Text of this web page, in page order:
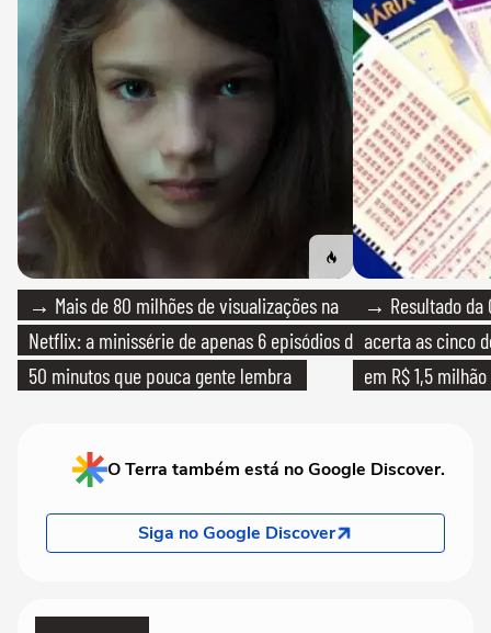
→ Mais de 80 milhões de visualizações na
Netflix: a minissérie de apenas 6 episódios de
50 minutos que pouca gente lembra
→ Resultado da
acerta as cinco
em R$ 1,5 milhão
O Terra também está no Google Discover.
Siga no Google Discover